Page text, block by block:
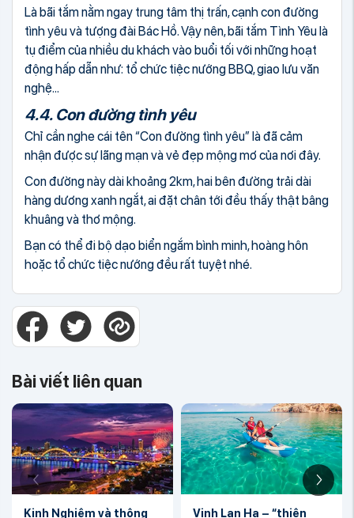
Là bãi tắm nằm ngay trung tâm thị trấn, cạnh con đường
tình yêu và tượng đài Bác Hồ. Vậy nên, bãi tắm Tình Yêu là
tụ điểm của nhiều du khách vào buổi tối với những hoạt
động hấp dẫn như: tổ chức tiệc nướng BBQ, giao lưu văn
nghệ…
4.4. Con đường tình yêu
Chỉ cần nghe cái tên “Con đường tình yêu” là đã cảm
nhận được sự lãng mạn và vẻ đẹp mộng mơ của nơi đây.
Con đường này dài khoảng 2km, hai bên đường trải dài
hàng dương xanh ngắt, ai đặt chân tới đều thấy thật bâng
khuâng và thơ mộng.
Bạn có thể đi bộ dạo biển ngắm bình minh, hoàng hôn
hoặc tổ chức tiệc nướng đều rất tuyệt nhé.
Bài viết liên quan
Kinh Nghiệm và thông
Vịnh Lan Hạ – “thiên